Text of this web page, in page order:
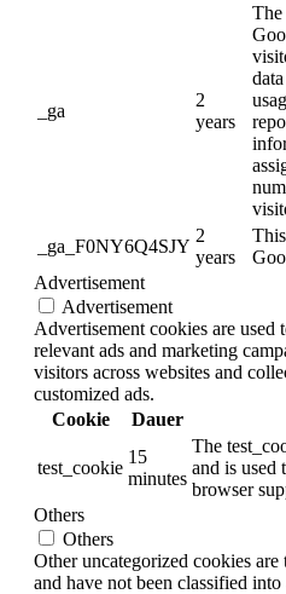
_ga
2
years
The
_ga_F0NY6Q4SJY
2
years
Advertisement
Advertisement
Advertisement cookies are
relevant ads and marketing
visitors across websites and
customized ads.
Cookie
Dauer
test_cookie
15
minutes
The
and is used
browser
Others
Others
Other uncategorized cookies are
and have not been classified into